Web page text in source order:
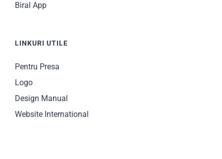
Biral App
LINKURI UTILE
Pentru Presa
Logo
Design Manual
Website International